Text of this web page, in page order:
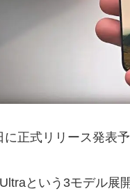
正式リリース発表
という3モデル展